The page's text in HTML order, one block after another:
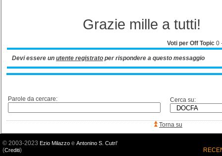
Grazie mille a tutti!
Voti per Off Topic 0
Devi essere un utente registrato per rispondere a questo messaggio
Parole da cercare: Cerca su:
Torna su
© 2003-2023 Ezio Milazzo e Antonino S. Cutri'
(Crediti)